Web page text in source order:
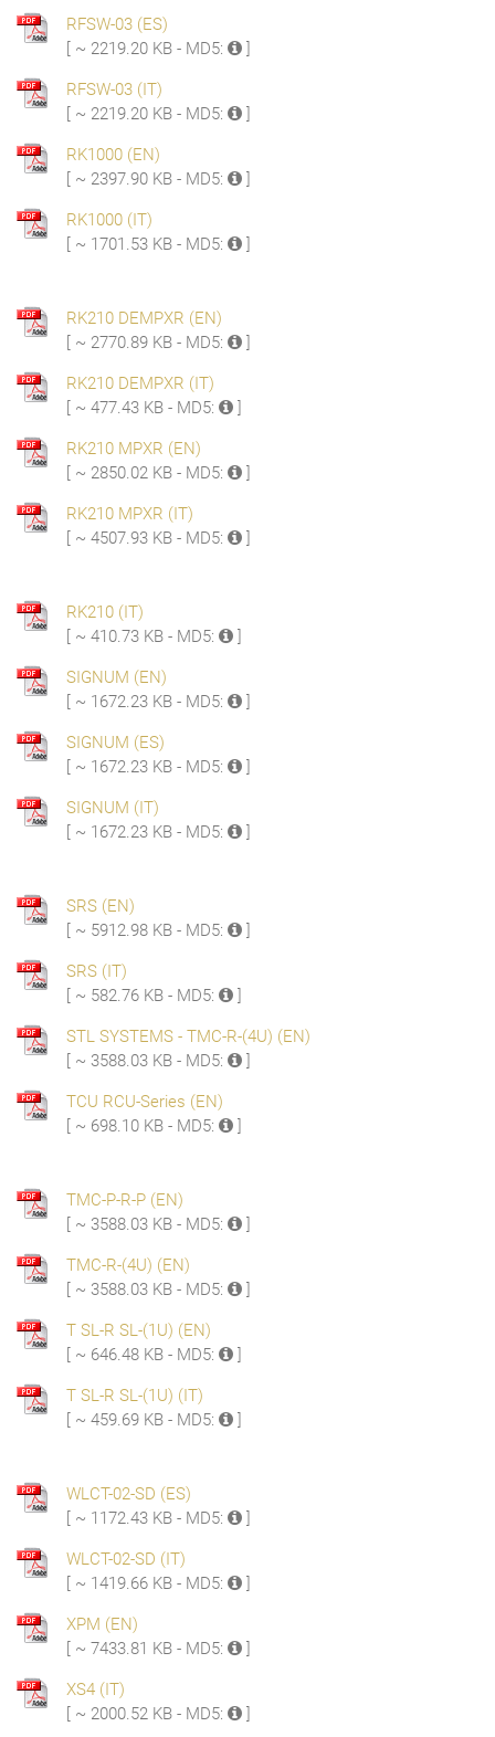
RFSW-03 (ES)
[ ~ 2219.20 KB - MD5:
]
RFSW-03 (IT)
[ ~ 2219.20 KB - MD5:
]
RK1000 (EN)
[ ~ 2397.90 KB - MD5:
]
RK1000 (IT)
[ ~ 1701.53 KB - MD5:
]
RK210 DEMPXR (EN)
[ ~ 2770.89 KB - MD5:
]
RK210 DEMPXR (IT)
[ ~ 477.43 KB - MD5:
]
RK210 MPXR (EN)
[ ~ 2850.02 KB - MD5:
]
RK210 MPXR (IT)
[ ~ 4507.93 KB - MD5:
]
RK210 (IT)
[ ~ 410.73 KB - MD5:
]
SIGNUM (EN)
[ ~ 1672.23 KB - MD5:
]
SIGNUM (ES)
[ ~ 1672.23 KB - MD5:
]
SIGNUM (IT)
[ ~ 1672.23 KB - MD5:
]
SRS (EN)
[ ~ 5912.98 KB - MD5:
]
SRS (IT)
[ ~ 582.76 KB - MD5:
]
STL SYSTEMS - TMC-R-(4U) (EN)
[ ~ 3588.03 KB - MD5:
]
TCU RCU-Series (EN)
[ ~ 698.10 KB - MD5:
]
TMC-P-R-P (EN)
[ ~ 3588.03 KB - MD5:
]
TMC-R-(4U) (EN)
[ ~ 3588.03 KB - MD5:
]
T SL-R SL-(1U) (EN)
[ ~ 646.48 KB - MD5:
]
T SL-R SL-(1U) (IT)
[ ~ 459.69 KB - MD5:
]
WLCT-02-SD (ES)
[ ~ 1172.43 KB - MD5:
]
WLCT-02-SD (IT)
[ ~ 1419.66 KB - MD5:
]
XPM (EN)
[ ~ 7433.81 KB - MD5:
]
XS4 (IT)
[ ~ 2000.52 KB - MD5:
]